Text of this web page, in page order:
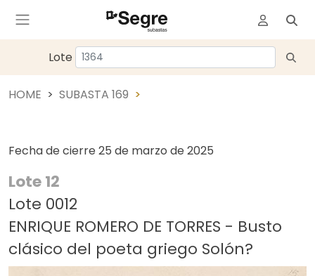
Lote
HOME SUBASTA 169
Fecha de cierre 25 de marzo de 2025
Lote 12
Lote 0012
ENRIQUE ROMERO DE TORRES - Busto
clásico del poeta griego Solón?